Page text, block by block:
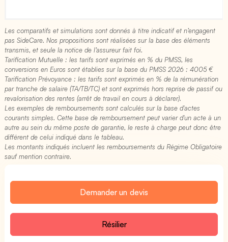
Les comparatifs et simulations sont donnés à titre indicatif et n’engagent
pas SideCare. Nos propositions sont réalisées sur la base des éléments
transmis, et seule la notice de l’assureur fait foi.
Tarification Mutuelle : les tarifs sont exprimés en % du PMSS, les
conversions en Euros sont établies sur la base du PMSS 2026 : 4005 €​
Tarification Prévoyance : les tarifs sont exprimés en % de la rémunération
par tranche de salaire (TA/TB/TC) et sont exprimés hors reprise de passif ou
revalorisation des rentes (arrêt de travail en cours à déclarer).
Les exemples de remboursements sont calculés sur la base d'actes
courants simples. Cette base de remboursement peut varier d'un acte à un
autre au sein du même poste de garantie, le reste à charge peut donc être
différent de celui indiqué dans le tableau.
Les montants indiqués incluent les remboursements du Régime Obligatoire
sauf mention contraire.
Demander un devis
Résilier